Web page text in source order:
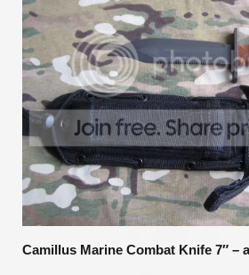
Camillus Marine Combat Knife 7″ –